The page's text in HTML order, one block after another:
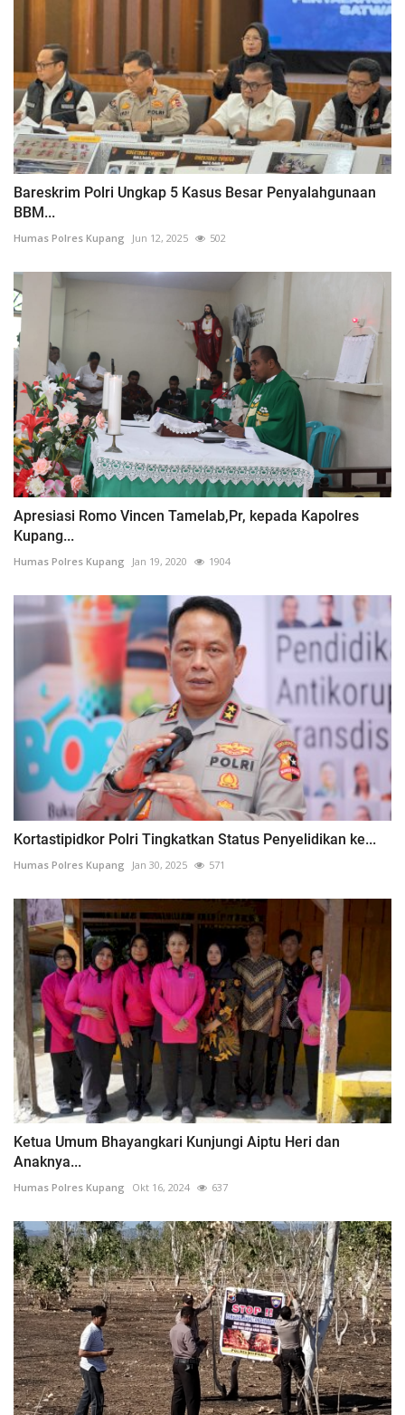
Bareskrim Polri Ungkap 5 Kasus Besar Penyalahgunaan
BBM...
Humas Polres Kupang Jun 12, 2025 502
Apresiasi Romo Vincen Tamelab,Pr, kepada Kapolres
Kupang...
Humas Polres Kupang Jan 19, 2020 1904
Kortastipidkor Polri Tingkatkan Status Penyelidikan ke...
Humas Polres Kupang Jan 30, 2025 571
Ketua Umum Bhayangkari Kunjungi Aiptu Heri dan
Anaknya...
Humas Polres Kupang Okt 16, 2024 637